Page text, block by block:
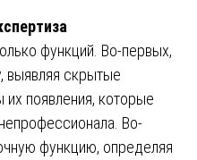
функций. Во-первых,
выявляя скрытые
появления, которые
Во-
функцию, определяя